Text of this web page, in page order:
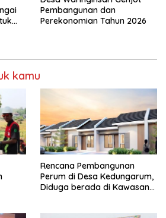
Pembangunan dan
Perekonomian Tahun 2026
kamu
Rencana Pembangunan
Perum di Desa Kedungarum,
Diduga berada di Kawasan